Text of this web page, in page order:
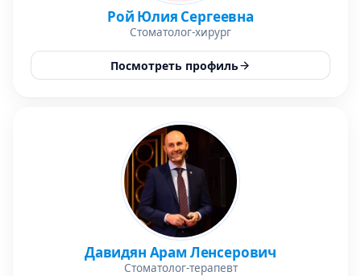
Рой Юлия Сергеевна
Стоматолог-хирург
Посмотреть профиль
Давидян Арам Ленсерович
Стоматолог-терапевт